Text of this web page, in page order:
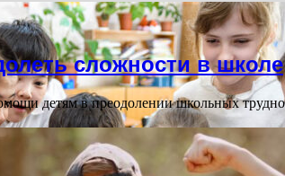
сложности в школе
детям в преодолении школьных